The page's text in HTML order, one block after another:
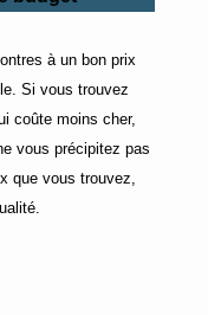
à un bon prix
Si vous trouvez
coûte moins cher,
vous précipitez pas
que vous trouvez,